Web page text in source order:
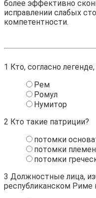
более эффективно
исправлении слабых
компетентности.
1 Кто, согласно
Рем
Ромул
Нумитор
2 Кто такие патриции?
потомки
потомки
потомки
3 Должностные лица,
республиканском Риме